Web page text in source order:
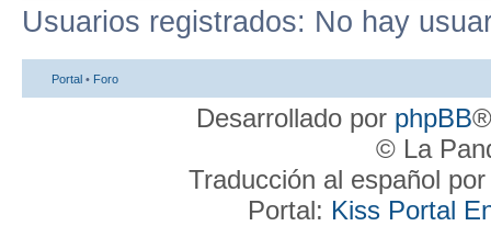
Usuarios registrados: No hay
Portal • Foro
Desarrollado por phpBB
© La
Traducción al español
Portal: Kiss Portal